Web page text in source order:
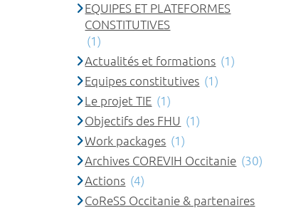
EQUIPES ET PLATEFORMES
CONSTITUTIVES
(1)
Actualités et formations (1)
Equipes constitutives (1)
Le projet TIE (1)
Objectifs des FHU (1)
Work packages (1)
Archives COREVIH Occitanie (30)
Actions (4)
CoReSS Occitanie & partenaires